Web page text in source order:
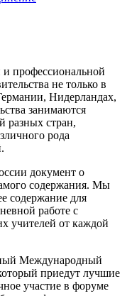
профессиональной
не только в
Нидерландах,
занимаются
разных стран,
рода
документ о
содержания. Мы
содержание для
работе с
учителей от каждой
Международный
приедут лучшие
участие в форуме